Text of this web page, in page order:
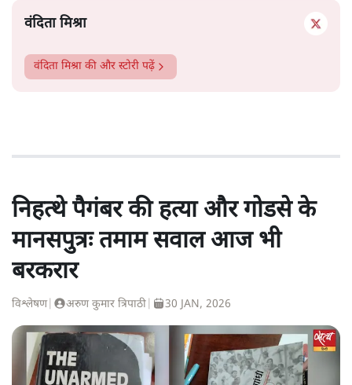
वंदिता मिश्रा
वंदिता मिश्रा की और स्टोरी पढ़ें
निहत्थे पैगंबर की हत्या और गोडसे के
मानसपुत्रः तमाम सवाल आज भी
बरकरार
विश्लेषण| अरुण कुमार त्रिपाठी 30 JAN, 2026